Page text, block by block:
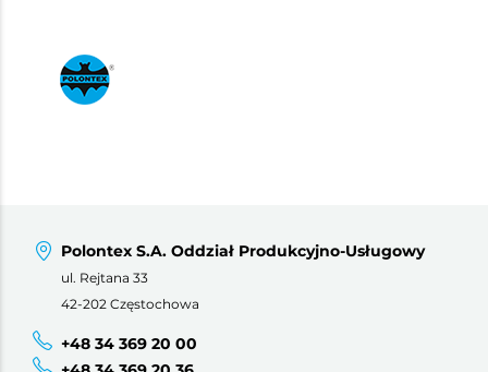
Polontex S.A. Oddział Produkcyjno-Usługowy
ul. Rejtana 33
42-202 Częstochowa
+48 34 369 20 00